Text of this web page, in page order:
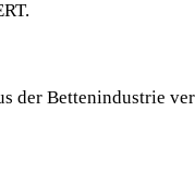
der Bettenindustrie